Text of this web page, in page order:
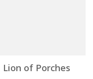
of Porches